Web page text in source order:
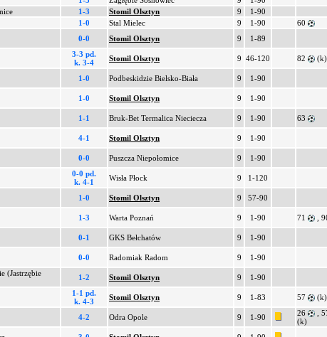
1-3 Stomil Olsztyn 9
1-90
1-0 Stal Mielec 9 1-90
60
0-0 Stomil Olsztyn 9 1-89
3-3 pd.
k. 3-4
Stomil Olsztyn 9 46-120 82 (k)
1-0 Podbeskidzie Bielsko-Biała 9 1-90
1-0 Stomil Olsztyn 9 1-90
1-1 Bruk-Bet Termalica Nieciecza 9 1-90 63
4-1 Stomil Olsztyn 9 1-90
0-0 Puszcza Niepołomice 9 1-90
0-0 pd.
k. 4-1
Wisła Płock 9 1-120
1-0 Stomil Olsztyn 9 57-90
1-3 Warta Poznań 9 1-90 71 ,
0-1 GKS Bełchatów 9 1-90
0-0 Radomiak Radom 9 1-90
(Jastrzębie
1-2 Stomil Olsztyn 9 1-90
1-1 pd.
k. 4-3
Stomil Olsztyn 9 1-83 57 (k)
4-2 Odra Opole 9 1-90 26 ,
(k)